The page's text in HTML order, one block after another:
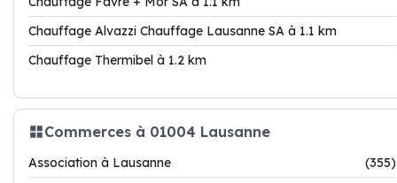
Chauffage Alvazzi Chauffage Lausanne SA à 1.1 km
Chauffage Thermibel à 1.2 km
Commerces à 01004 Lausanne
Association à Lausanne
(355)